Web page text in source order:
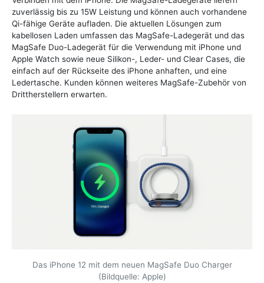
zuverlässig bis zu 15W Leistung und können auch vorhandene
Qi-fähige Geräte aufladen. Die aktuellen Lösungen zum
kabellosen Laden umfassen das MagSafe-Ladegerät und das
MagSafe Duo-Ladegerät für die Verwendung mit iPhone und
Apple Watch sowie neue Silikon-, Leder- und Clear Cases, die
einfach auf der Rückseite des iPhone anhaften, und eine
Ledertasche. Kunden können weiteres MagSafe-Zubehör von
Drittherstellern erwarten.
Das iPhone 12 mit dem neuen MagSafe Duo Charger
(Bildquelle: Apple)